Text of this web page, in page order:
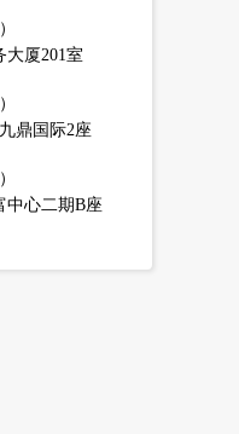
厦201室
鼎国际2座
中心二期B座